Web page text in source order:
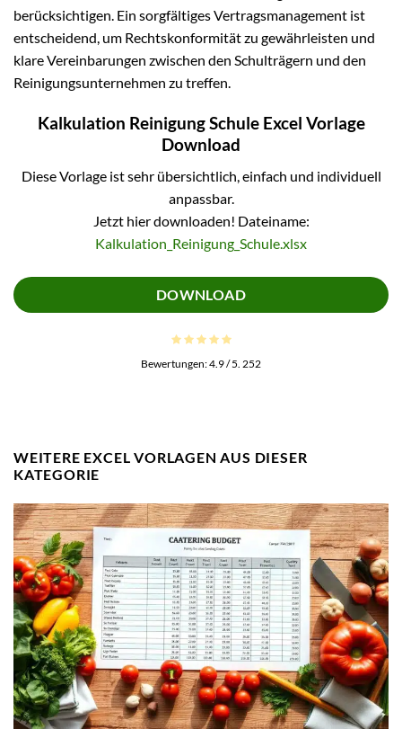
berücksichtigen. Ein sorgfältiges Vertragsmanagement ist
entscheidend, um Rechtskonformität zu gewährleisten und
klare Vereinbarungen zwischen den Schulträgern und den
Reinigungsunternehmen zu treffen.
Kalkulation Reinigung Schule Excel Vorlage
Download
Diese Vorlage ist sehr übersichtlich, einfach und individuell
anpassbar.
Jetzt hier downloaden! Dateiname:
Kalkulation_Reinigung_Schule.xlsx
DOWNLOAD
Bewertungen:4.9/ 5. 252
WEITERE EXCEL VORLAGEN AUS DIESER
KATEGORIE